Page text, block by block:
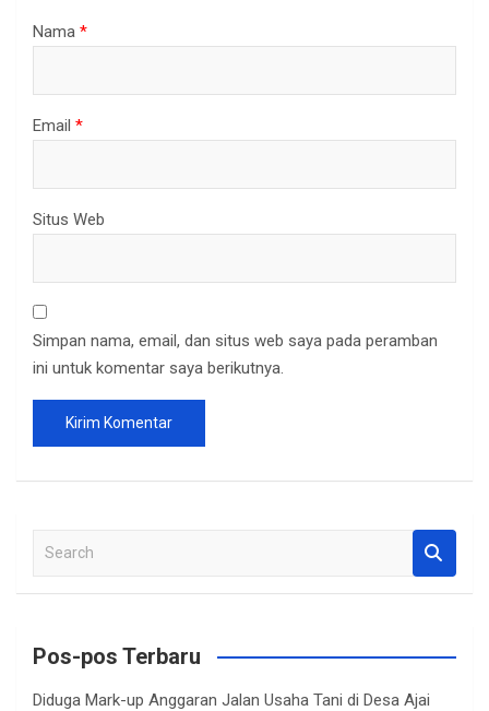
Nama *
Email *
Situs Web
Simpan nama, email, dan situs web saya pada peramban
ini untuk komentar saya berikutnya.
a
c
Pos-pos Terbaru
Diduga Mark-up Anggaran Jalan Usaha Tani di Desa Ajai